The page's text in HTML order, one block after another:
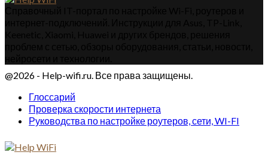
@2026 - Help-wifi.ru. Все права защищены.
Глоссарий
Проверка скорости интернета
Руководства по настройке роутеров, сети, WI-FI